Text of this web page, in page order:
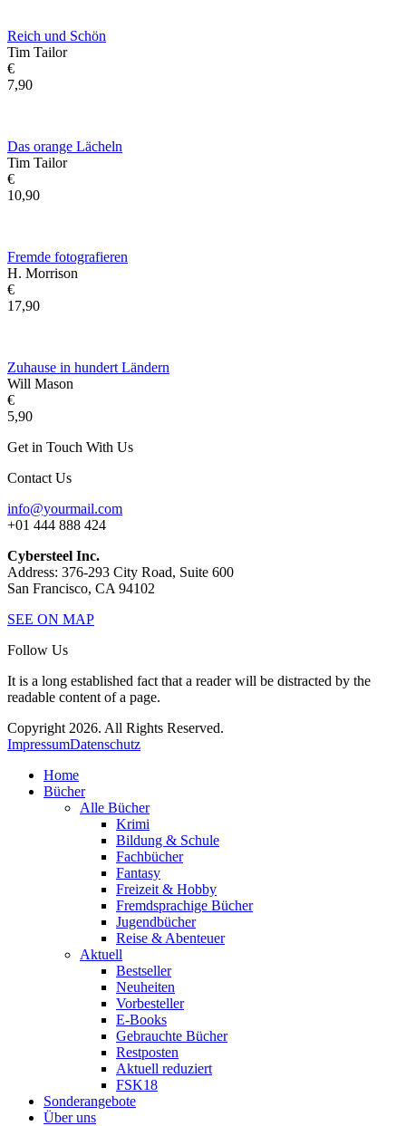
Reich und Schön
Tim Tailor
€
7,90
Das orange Lächeln
Tim Tailor
€
10,90
Fremde fotografieren
H. Morrison
€
17,90
Zuhause in hundert Ländern
Will Mason
€
5,90
Get in Touch With Us
Contact Us
info@yourmail.com
+01 444 888 424
Cybersteel Inc.
Address: 376-293 City Road, Suite 600
San Francisco, CA 94102
SEE ON MAP
Follow Us
It is a long established fact that a reader will be distracted by the
readable content of a page.
Copyright 2026. All Rights Reserved.
ImpressumDatenschutz
Home
Bücher
Alle Bücher
Krimi
Bildung & Schule
Fachbücher
Fantasy
Freizeit & Hobby
Fremdsprachige Bücher
Jugendbücher
Reise & Abenteuer
Aktuell
Bestseller
Neuheiten
Vorbesteller
E-Books
Gebrauchte Bücher
Restposten
Aktuell reduziert
FSK18
Sonderangebote
Über uns